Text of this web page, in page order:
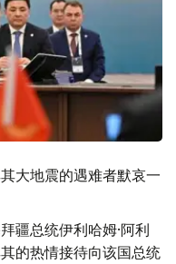
大地震的遇难者默哀一
疆总统伊利哈姆·阿利
的热情接待向该国总统